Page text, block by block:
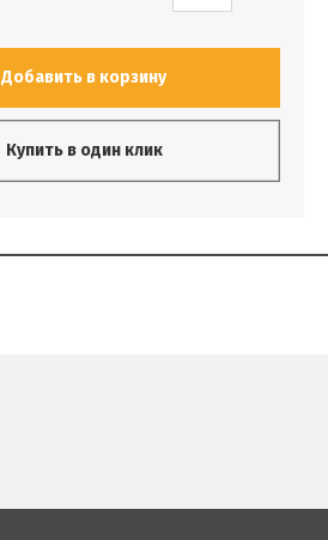
Добавить в корзину
Купить в один клик